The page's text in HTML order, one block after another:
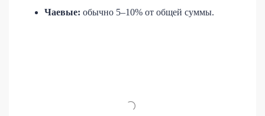
Чаевые: обычно 5–10% от общей суммы.